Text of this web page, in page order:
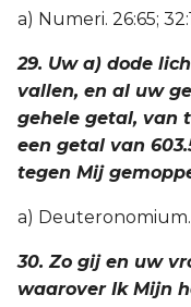
a) Numeri. 26:65;
29. Uw a) dode
vallen, en al uw
gehele getal, van
een getal van
tegen Mij
a) Deuteronomium.
30. Zo gij en uw
waarover Ik Mijn